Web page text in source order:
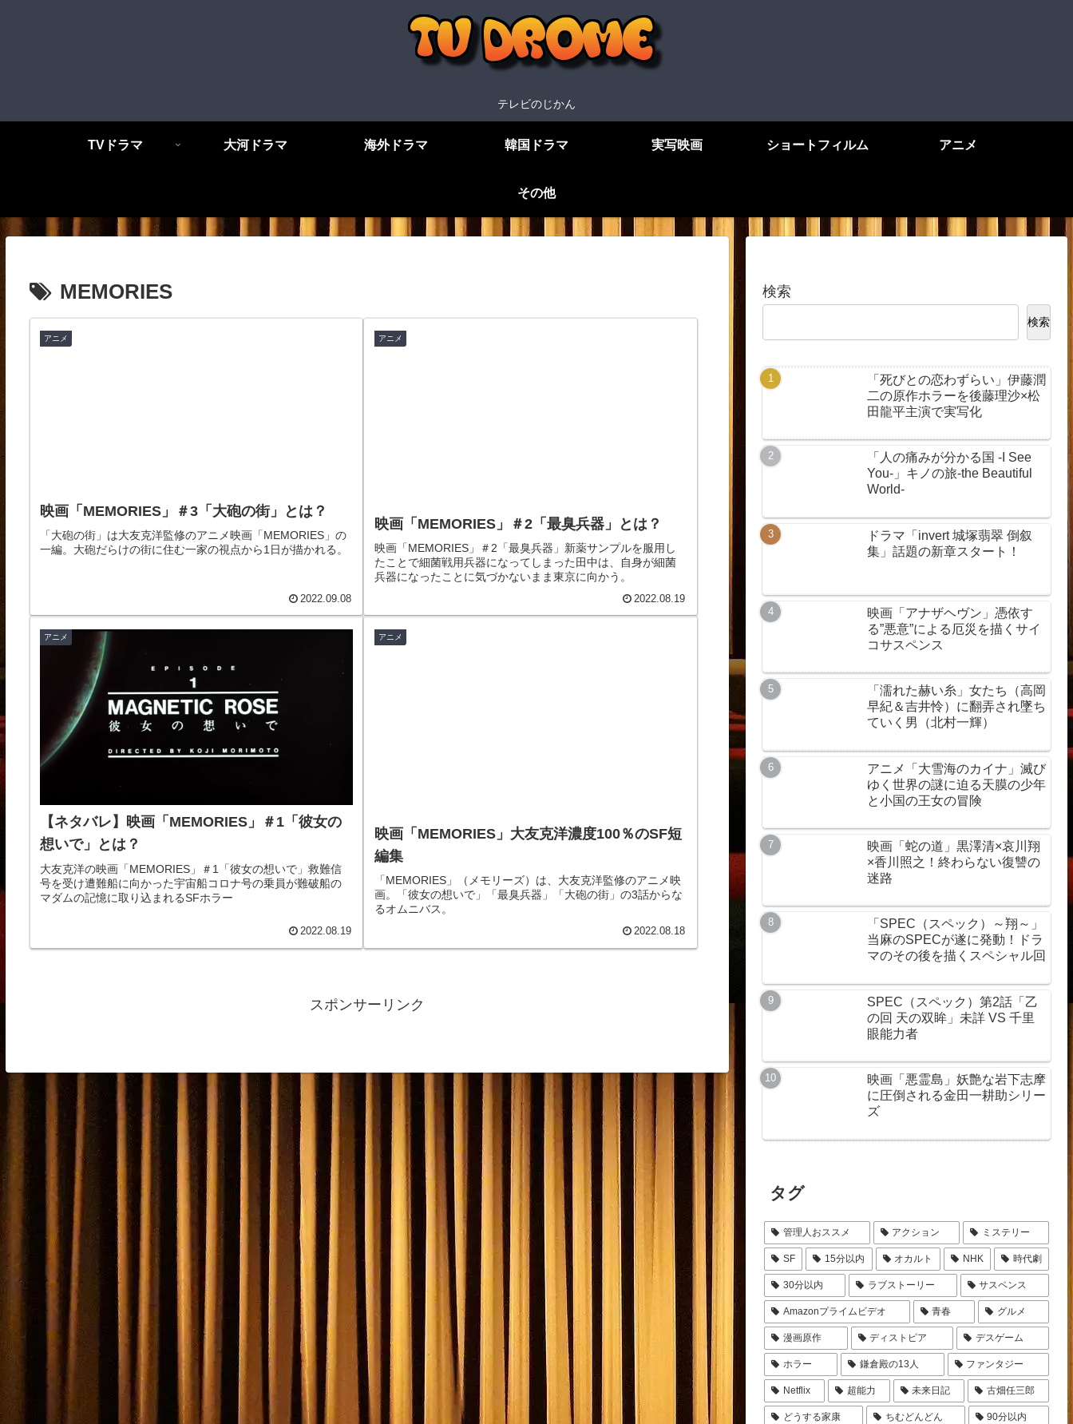
テレビのじかん
TVドラマ 大河ドラマ 海外ドラマ 韓国ドラマ 実写映画 ショートフィルム アニメ
その他
MEMORIES
アニメ
映画「MEMORIES」＃3「大砲の街」とは？
「大砲の街」は大友克洋監修のアニメ映画「MEMORIES」の
一編。大砲だらけの街に住む一家の視点から1日が描かれる。
2022.09.08
アニメ
映画「MEMORIES」＃2「最臭兵器」とは？
映画「MEMORIES」＃2「最臭兵器」新薬サンプルを服用し
たことで細菌戦用兵器になってしまった田中は、自身が細菌
兵器になったことに気づかないまま東京に向かう。
2022.08.19
アニメ
【ネタバレ】映画「MEMORIES」＃1「彼女の
想いで」とは？
大友克洋の映画「MEMORIES」＃1「彼女の想いで」救難信
号を受け遭難船に向かった宇宙船コロナ号の乗員が難破船の
マダムの記憶に取り込まれるSFホラー
2022.08.19
アニメ
映画「MEMORIES」大友克洋濃度100％のSF短
編集
「MEMORIES」（メモリーズ）は、大友克洋監修のアニメ映
画。「彼女の想いで」「最臭兵器」「大砲の街」の3話からな
るオムニバス。
2022.08.18
スポンサーリンク
検索
検索
「死びとの恋わずらい」伊藤潤
二の原作ホラーを後藤理沙×松
田龍平主演で実写化
「人の痛みが分かる国 -I See
You-」キノの旅-the Beautiful
World-
ドラマ「invert 城塚翡翠 倒叙
集」話題の新章スタート！
映画「アナザヘヴン」憑依す
る”悪意”による厄災を描くサイ
コサスペンス
「濡れた赫い糸」女たち（高岡
早紀＆吉井怜）に翻弄され墜ち
ていく男（北村一輝）
アニメ「大雪海のカイナ」滅び
ゆく世界の謎に迫る天膜の少年
と小国の王女の冒険
映画「蛇の道」黒澤清×哀川翔
×香川照之！終わらない復讐の
迷路
「SPEC（スペック）～翔～」
当麻のSPECが遂に発動！ドラ
マのその後を描くスペシャル回
SPEC（スペック）第2話「乙
の回 天の双眸」未詳 VS 千里
眼能力者
映画「悪霊島」妖艶な岩下志摩
に圧倒される金田一耕助シリー
ズ
タグ
管理人おススメ アクション ミステリー
SF 15分以内 オカルト NHK 時代劇
30分以内 ラブストーリー サスペンス
Amazonプライムビデオ 青春 グルメ
漫画原作 ディストピア デスゲーム
ホラー 鎌倉殿の13人 ファンタジー
Netflix 超能力 未来日記 古畑任三郎
どうする家康 ちむどんどん 90分以内